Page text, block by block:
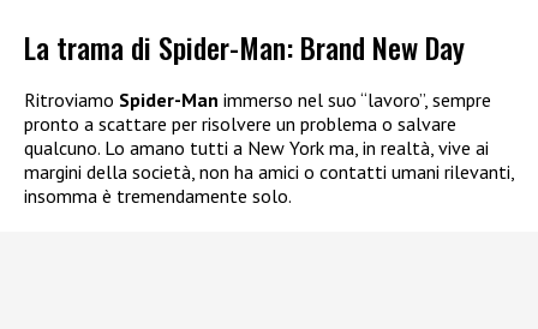
La trama di Spider-Man: Brand New Day
Ritroviamo Spider-Man immerso nel suo “lavoro”, sempre
pronto a scattare per risolvere un problema o salvare
qualcuno. Lo amano tutti a New York ma, in realtà, vive ai
margini della società, non ha amici o contatti umani rilevanti,
insomma è tremendamente solo.